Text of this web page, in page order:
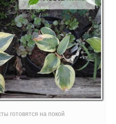
готовятся на покой